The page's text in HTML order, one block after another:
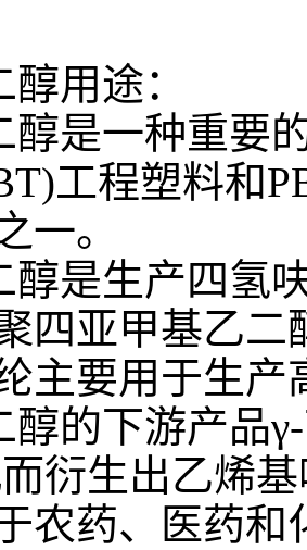
用途：
醇是一种重要
工程塑料和
一。
醇是生产四氢
四亚甲基乙二
主要用于生产
醇的下游产品
衍生出乙烯
农药、医药和